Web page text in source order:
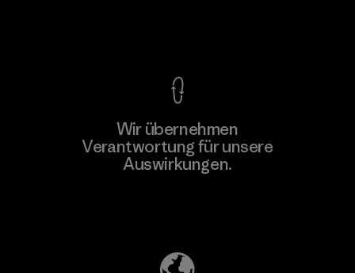
Mehr dazuWir übernehmen
Verantwortung für unsere
Auswirkungen.